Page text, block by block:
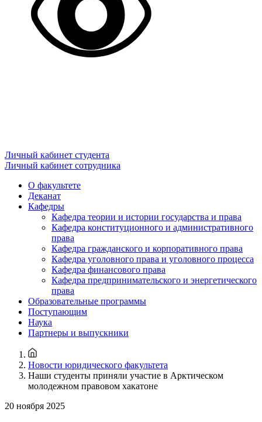
Личный кабинет студента
Личный кабинет сотрудника
О факультете
Деканат
Кафедры
Кафедра теории и истории государства и права
Кафедра конституционного и административного
права
Кафедра гражданского и корпоративного права
Кафедра уголовного права и уголовного процесса
Кафедра финансового права
Кафедра предпринимательского и энергетического
права
Образовательные программы
Поступающим
Наука
Партнеры и выпускники
Новости юридического факультета
Наши студенты приняли участие в Арктическом
молодежном правовом хакатоне
20 ноября 2025